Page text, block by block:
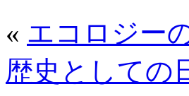
« エコロジー
歴史としての